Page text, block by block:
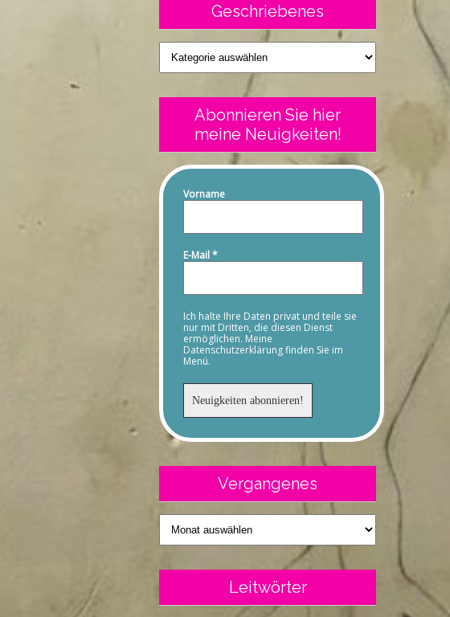
Geschriebenes
Geschriebenes
Abonnieren Sie hier
meine Neuigkeiten!
Vorname
E-Mail*
Ich halte Ihre Daten privat und teile sie
nur mit Dritten, die diesen Dienst
ermöglichen. Meine
Datenschutzerklärung finden Sie im
Menü.
Vergangenes
Vergangenes
Leitwörter